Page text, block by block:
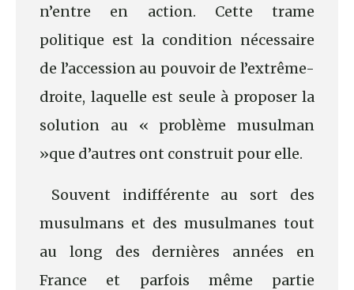
n’entre en action. Cette trame
politique est la condition nécessaire
de l’accession au pouvoir de l’extrême-
droite, laquelle est seule à proposer la
solution au « problème musulman
»que d’autres ont construit pour elle.
Souvent indifférente au sort des
musulmans et des musulmanes tout
au long des dernières années en
France et parfois même partie